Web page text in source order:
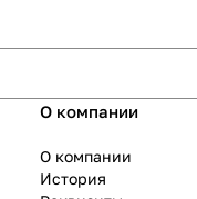
О компании
О компании
История